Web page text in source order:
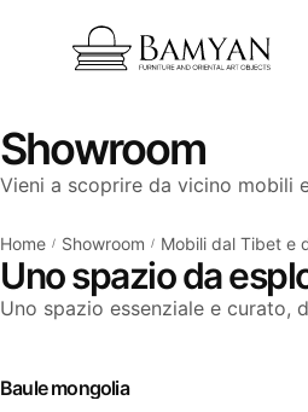
Showroom
Vieni a scoprire da vicino mobili
Home / Showroom / Mobili dal Tibet e
Uno spazio da
Uno spazio essenziale e curato,
Baule mongolia